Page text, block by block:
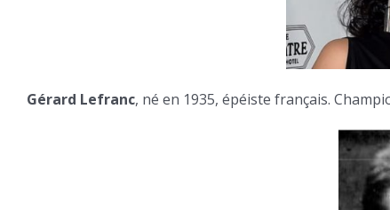
Gérard Lefranc, né en 1935, épéiste français.